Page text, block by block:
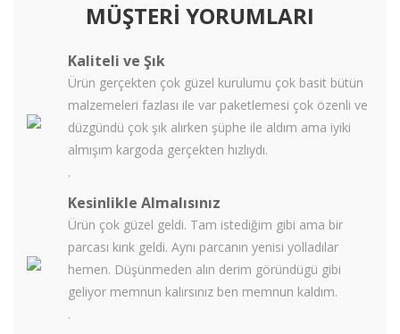
MÜŞTERİ YORUMLARI
Kaliteli ve Şık
Ürün gerçekten çok güzel kurulumu çok basit bütün
malzemeleri fazlası ile var paketlemesi çok özenli ve
düzgündü çok şık alırken şüphe ile aldım ama iyiki
almışım kargoda gerçekten hızlıydı.
.
Kesinlikle Almalısınız
Ürün çok güzel geldi. Tam istediğim gibi ama bir
parcası kırık geldi. Aynı parcanın yenisi yolladılar
hemen. Düşünmeden alın derim göründügü gibi
geliyor memnun kalırsınız ben memnun kaldım.
.